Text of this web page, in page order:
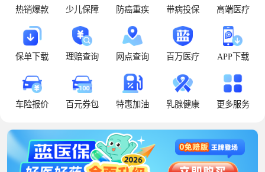
热销爆款 少儿保障 防癌重疾 带病投保 高端医疗
保单下载 理赔查询 网点查询 百万医疗 APP下载
车险报价 百元券包 特惠加油 乳腺健康 更多服务